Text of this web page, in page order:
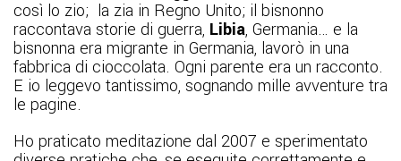
così lo zio; la zia in Regno Unito; il bisnonno
raccontava storie di guerra, Libia, Germania… e la
bisnonna era migrante in Germania, lavorò in una
fabbrica di cioccolata. Ogni parente era un racconto.
E io leggevo tantissimo, sognando mille avventure tra
le pagine.
Ho praticato meditazione dal 2007 e sperimentato